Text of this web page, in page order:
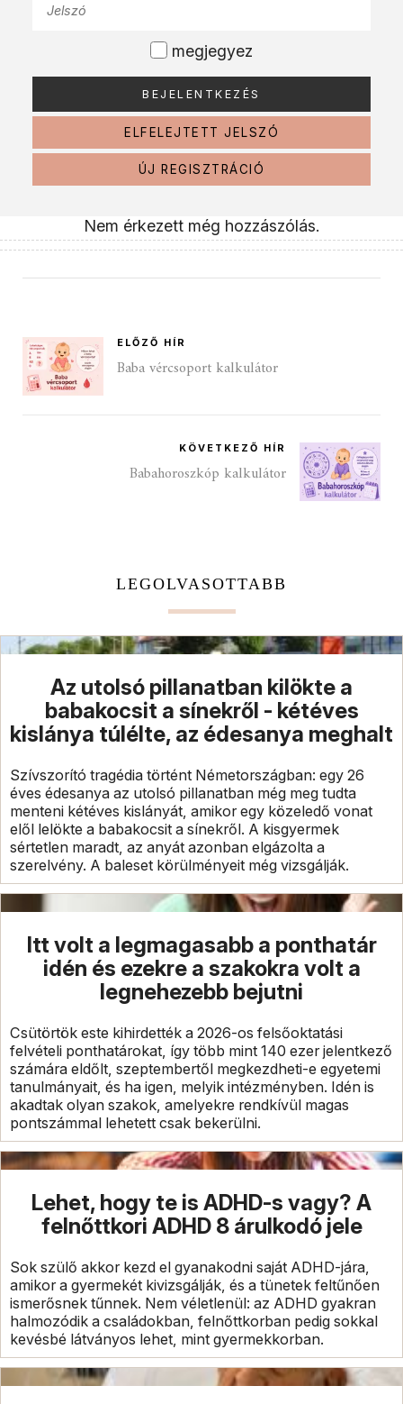
megjegyez
ELFELEJTETT JELSZÓ
ÚJ REGISZTRÁCIÓ
Nem érkezett még hozzászólás.
ELŐZŐ HÍR
Baba vércsoport kalkulátor
KÖVETKEZŐ HÍR
Babahoroszkóp kalkulátor
LEGOLVASOTTABB
Az utolsó pillanatban kilökte a
babakocsit a sínekről - kétéves
kislánya túlélte, az édesanya meghalt
Szívszorító tragédia történt Németországban: egy 26
éves édesanya az utolsó pillanatban még meg tudta
menteni kétéves kislányát, amikor egy közeledő vonat
elől lelökte a babakocsit a sínekről. A kisgyermek
sértetlen maradt, az anyát azonban elgázolta a
szerelvény. A baleset körülményeit még vizsgálják.
Itt volt a legmagasabb a ponthatár
idén és ezekre a szakokra volt a
legnehezebb bejutni
Csütörtök este kihirdették a 2026-os felsőoktatási
felvételi ponthatárokat, így több mint 140 ezer jelentkező
számára eldőlt, szeptembertől megkezdheti-e egyetemi
tanulmányait, és ha igen, melyik intézményben. Idén is
akadtak olyan szakok, amelyekre rendkívül magas
pontszámmal lehetett csak bekerülni.
Lehet, hogy te is ADHD-s vagy? A
felnőttkori ADHD 8 árulkodó jele
Sok szülő akkor kezd el gyanakodni saját ADHD-jára,
amikor a gyermekét kivizsgálják, és a tünetek feltűnően
ismerősnek tűnnek. Nem véletlenül: az ADHD gyakran
halmozódik a családokban, felnőttkorban pedig sokkal
kevésbé látványos lehet, mint gyermekkorban.